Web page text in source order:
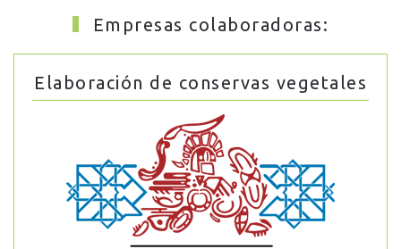
Empresas colaboradoras:
Elaboración de conservas vegetales